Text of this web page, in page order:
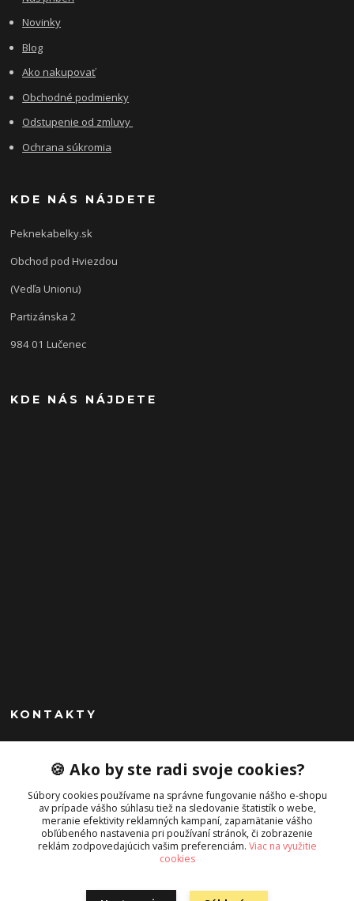
Novinky
Blog
Ako nakupovať
Obchodné podmienky
Odstupenie od zmluvy
Ochrana súkromia
KDE NÁS NÁJDETE
Peknekabelky.sk
Obchod pod Hviezdou
(Vedľa Unionu)
Partizánska 2
984 01 Lučenec
KDE NÁS NÁJDETE
KONTAKTY
Peknekabelky.sk
+421 949747302
Po-Pia 10-16
info@peknekabelky.sk
🍪 Ako by ste radi svoje cookies?
Súbory cookies používame na správne fungovanie nášho e-shopu
av prípade vášho súhlasu tiež na sledovanie štatistík o webe,
meranie efektivity reklamných kampaní, zapamätanie vášho
obľúbeného nastavenia pri používaní stránok, či zobrazenie
reklám zodpovedajúcich vašim preferenciám. Viac na využitie
cookies